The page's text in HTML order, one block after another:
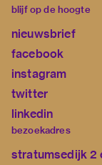
blijf op de hoogte
nieuwsbrief
facebook
instagram
twitter
linkedin
bezoekadres
stratumsedijk 2